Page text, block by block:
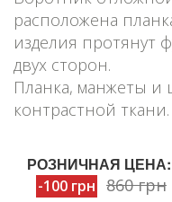
расположена
изделия протянут
двух сторон.
Планка, манжеты
контрастной ткани.
РОЗНИЧНАЯ ЦЕНА:
-100 грн 860 грн